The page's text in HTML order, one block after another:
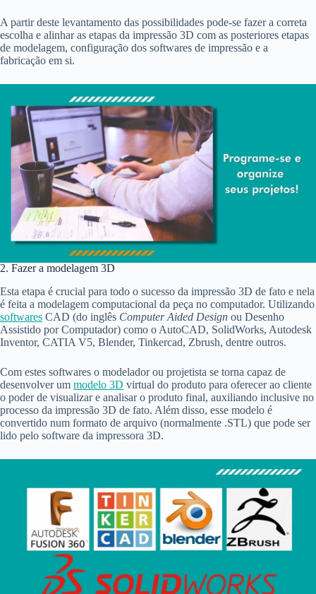
A partir deste levantamento das possibilidades pode-se fazer a correta
escolha e alinhar as etapas da impressão 3D com as posteriores etapas
de modelagem, configuração dos softwares de impressão e a
fabricação em si.
2. Fazer a modelagem 3D
Esta etapa é crucial para todo o sucesso da impressão 3D de fato e nela
é feita a modelagem computacional da peça no computador. Utilizando
softwares CAD (do inglês Computer Aided Design ou Desenho
Assistido por Computador) como o AutoCAD, SolidWorks, Autodesk
Inventor, CATIA V5, Blender, Tinkercad, Zbrush, dentre outros.
Com estes softwares o modelador ou projetista se torna capaz de
desenvolver um modelo 3D virtual do produto para oferecer ao cliente
o poder de visualizar e analisar o produto final, auxiliando inclusive no
processo da impressão 3D de fato. Além disso, esse modelo é
convertido num formato de arquivo (normalmente .STL) que pode ser
lido pelo software da impressora 3D.